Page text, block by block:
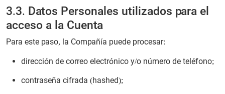
3.3. Datos Personales utilizados para el
acceso a la Cuenta
Para este paso, la Compañía puede procesar:
dirección de correo electrónico y/o número de teléfono;
contraseña cifrada (hashed);